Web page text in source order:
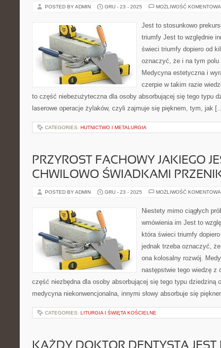
POSTED BY ADMIN GRU - 23 - 2025 MOŻLIWOŚĆ
Jest to stosunkowo
triumfy Jest to względnie
świeci triumfy dopiero od
oznaczyć, że i na tym polu
Medycyna estetyczna i
czerpie w takim razie
to część niebezużyteczna dla osoby absorbującej się tego typu
laserowe operacje żylaków, czyli zajmuje się pięknem, tym, jak
CATEGORIES: HUTNICTWO I METALURGIA
PRZYROST FACHOWY JAKIEGO
CHWILOWO ŚWIADKAMI
POSTED BY ADMIN GRU - 23 - 2025 MOŻLIWOŚĆ
Niestety mimo ciągłych
wmówienia im Jest to
która świeci triumfy
jednak trzeba oznaczyć,
ona kolosalny rozwój.
następstwie tego wiedzę z
część niezbędna dla osoby absorbującej się tego typu dziedziną
medycyna niekonwencjonalna, innymi słowy absorbuje się
CATEGORIES: LITURGIA I ŚWIĘTA KOŚCIELNE